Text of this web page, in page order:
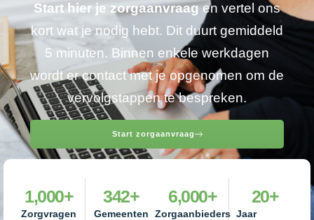
Start hier je zorgaanvraagen vertel ons
kort wat je nodig hebt. Dit duurt gemiddeld
5 minuten. Binnen enkele werkdagen
wordt er contact met je opgenomen om de
vervolgstappen te bespreken.
Start zorgaanvraag
Zorgvragen
1,000+
Gemeenten
342+
Zorgaanbieders
6,000+
Jaar
20+